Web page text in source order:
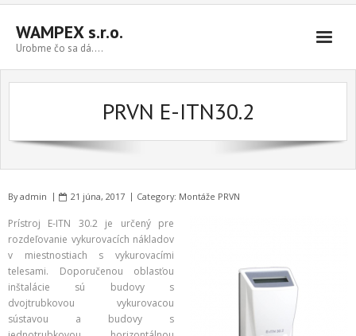
WAMPEX s.r.o.
Urobme čo sa dá....
Rozpočítanie tepla
Montáž a výmena vodomerov
PRVN E-ITN30.2
Byadmin 21 júna, 2017 Category: Montáže PRVN
Prístroj E-ITN 30.2 je určený pre
rozdeľovanie vykurovacích nákladov
v miestnostiach s vykurovacími
telesami. Doporučenou oblasťou
inštalácie sú budovy s
dvojtrubkovou vykurovacou
sústavou a budovy s